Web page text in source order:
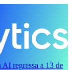
regressa a 13 de